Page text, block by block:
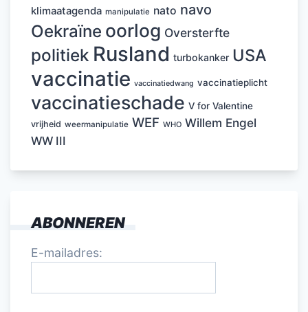
klimaatagenda manipulatie nato navo
Oekraïne oorlog Oversterfte
politiek Rusland turbokanker USA
vaccinatie vaccinatiedwang vaccinatieplicht
vaccinatieschade V for Valentine
vrijheid weermanipulatie WEF WHO Willem Engel
WW III
ABONNEREN
E-mailadres: